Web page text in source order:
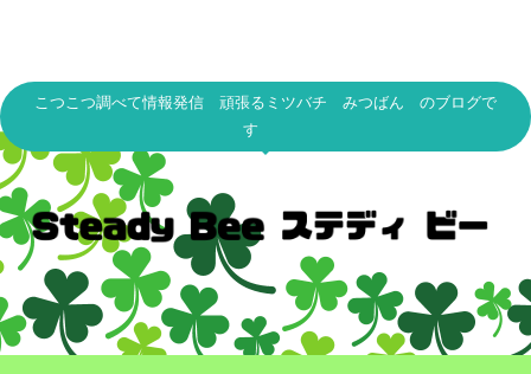
こつこつ調べて情報発信 頑張るミツバチ みつばん のブログで
す